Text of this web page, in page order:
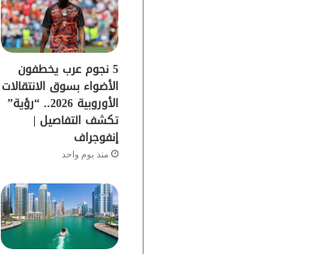
و
ك
ر
5 نجوم عرب يخطفون
الأضواء بسوق الانتقالات
الأوروبية 2026.. “رؤية”
تكشف التفاصيل |
إنفوجراف
منذ يوم واحد